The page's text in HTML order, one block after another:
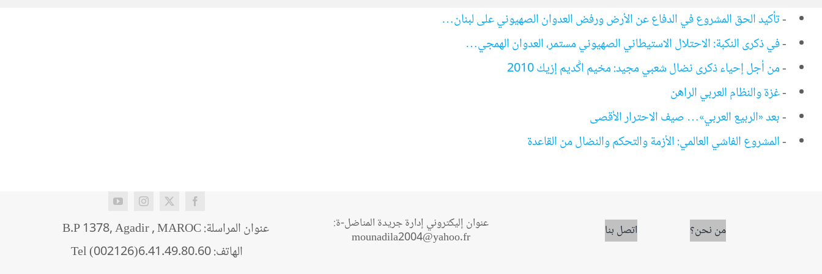
-تأكيد الحق المشروع في الدفاع عن الأرض ورفض العدوان الصهيوني على لبنان…
-في ذكرى النكبة: الاحتلال الاستيطاني الصهيوني مستمر، العدوان الهمجي…
-من أجل إحياء ذكرى نضال شعبي مجيد: مخيم اݣديم إزيك 2010
-غزة والنظام العربي الراهن
-بعد «الربيع العربي»… صيف الاحترار الأقصى
-المشروع الفاشي العالمي: الأزمة والتحكم والنضال من القاعدة
من نحن؟ اتصل بنا
عنوان إليكتروني إدارة جريدة المناضل-ة:
mounadila2004@yahoo.fr
عنوان المراسلة: B.P 1378, Agadir , MAROC
الهاتف: Tel (002126)6.41.49.80.60